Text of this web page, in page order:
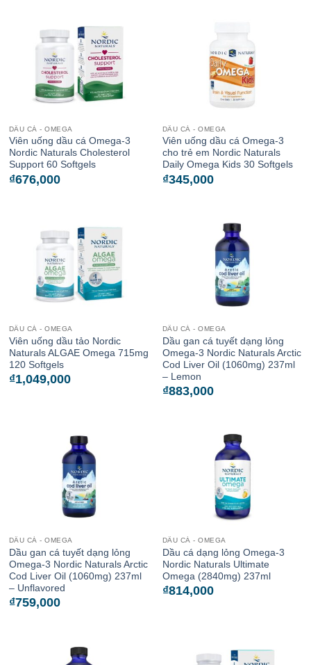
DẦU CÁ - OMEGA
Viên uống dầu cá Omega-3
Nordic Naturals Cholesterol
Support 60 Softgels
₫676,000
DẦU CÁ - OMEGA
Viên uống dầu cá Omega-3
cho trẻ em Nordic Naturals
Daily Omega Kids 30 Softgels
₫345,000
DẦU CÁ - OMEGA
Viên uống dầu tảo Nordic
Naturals ALGAE Omega 715mg
120 Softgels
₫1,049,000
DẦU CÁ - OMEGA
Dầu gan cá tuyết dạng lỏng
Omega-3 Nordic Naturals Arctic
Cod Liver Oil (1060mg) 237ml
– Lemon
₫883,000
DẦU CÁ - OMEGA
Dầu gan cá tuyết dạng lỏng
Omega-3 Nordic Naturals Arctic
Cod Liver Oil (1060mg) 237ml
– Unflavored
₫759,000
DẦU CÁ - OMEGA
Dầu cá dạng lỏng Omega-3
Nordic Naturals Ultimate
Omega (2840mg) 237ml
₫814,000